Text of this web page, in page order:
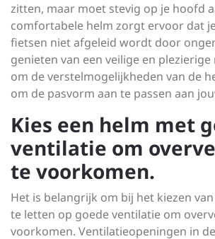
zitten, maar moet stevig op je hoofd
comfortabele helm zorgt ervoor dat
fietsen niet afgeleid wordt door
genieten van een veilige en
om de verstelmogelijkheden van de
om de pasvorm aan te passen aan
Kies een helm met
ventilatie om
te voorkomen.
Het is belangrijk om bij het kiezen
te letten op goede ventilatie om
voorkomen. Ventilatieopeningen in